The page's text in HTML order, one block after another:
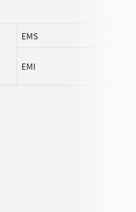
EMS
EMI